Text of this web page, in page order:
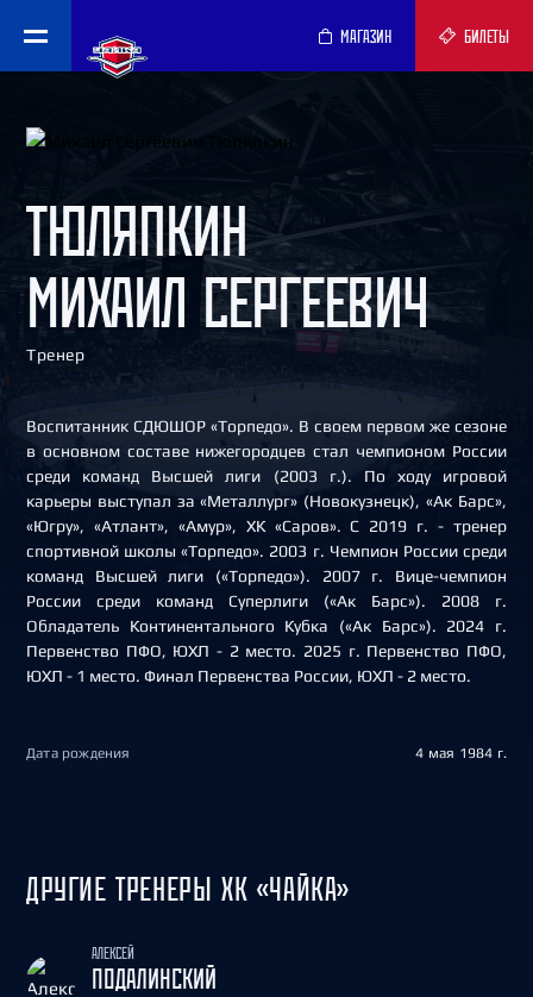
МАГАЗИН БИЛЕТЫ
ТЮЛЯПКИН
МИХАИЛ СЕРГЕЕВИЧ
Тренер
Воспитанник СДЮШОР «Торпедо». В своем первом же сезоне
в основном составе нижегородцев стал чемпионом России
среди команд Высшей лиги (2003 г.). По ходу игровой
карьеры выступал за «Металлург» (Новокузнецк), «Ак Барс»,
«Югру», «Атлант», «Амур», ХК «Саров». С 2019 г. - тренер
спортивной школы «Торпедо». 2003 г. Чемпион России среди
команд Высшей лиги («Торпедо»). 2007 г. Вице-чемпион
России среди команд Суперлиги («Ак Барс»). 2008 г.
Обладатель Континентального Кубка («Ак Барс»). 2024 г.
Первенство ПФО, ЮХЛ - 2 место. 2025 г. Первенство ПФО,
ЮХЛ - 1 место. Финал Первенства России, ЮХЛ - 2 место.
Дата рождения 4 мая 1984 г.
ДРУГИЕ ТРЕНЕРЫ ХК «ЧАЙКА»
АЛЕКСЕЙ
ПОДАЛИНСКИЙ